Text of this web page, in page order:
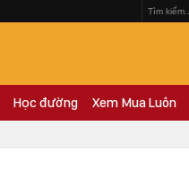
Học đường Xem Mua Luôn